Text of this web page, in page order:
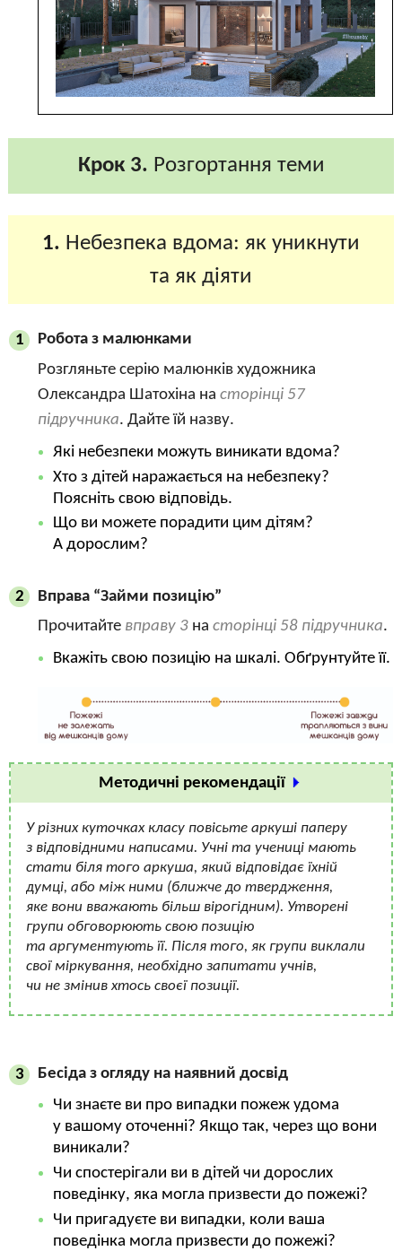
Крок 3. Розгортання теми
1. Небезпека вдома: як уникнути
та як діяти
1
Робота з малюнками
Розгляньте серію малюнків художника
Олександра Шатохіна на сторінці 57
підручника. Дайте їй назву.
Які небезпеки можуть виникати вдома?
Хто з дітей наражається на небезпеку?
Поясніть свою відповідь.
Що ви можете порадити цим дітям?
А дорослим?
2
Вправа “Займи позицію”
Прочитайте вправу 3 на сторінці 58 підручника.
Вкажіть свою позицію на шкалі. Обґрунтуйте її.
Методичні рекомендації
У різних куточках класу повісьте аркуші паперу
з відповідними написами. Учні та учениці мають
стати біля того аркуша, який відповідає їхній
думці, або між ними (ближче до твердження,
яке вони вважають більш вірогідним). Утворені
групи обговорюють свою позицію
та аргументують її. Після того, як групи виклали
свої міркування, необхідно запитати учнів,
чи не змінив хтось своєї позиції.
3
Бесіда з огляду на наявний досвід
Чи знаєте ви про випадки пожеж удома
у вашому оточенні? Якщо так, через що вони
виникали?
Чи спостерігали ви в дітей чи дорослих
поведінку, яка могла призвести до пожежі?
Чи пригадуєте ви випадки, коли ваша
поведінка могла призвести до пожежі?